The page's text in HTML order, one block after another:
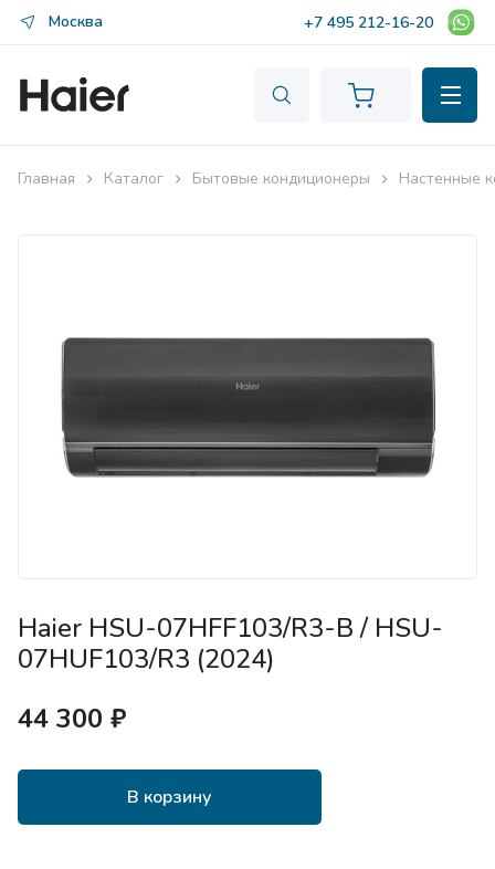
Москва +7 495 212-16-20
Главная Каталог Бытовые кондиционеры Настенные
Haier HSU-07HFF103/R3-B / HSU-
07HUF103/R3 (2024)
44 300 ₽
В корзину